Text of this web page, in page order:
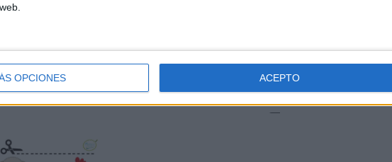
OPCIONES ACEPTO